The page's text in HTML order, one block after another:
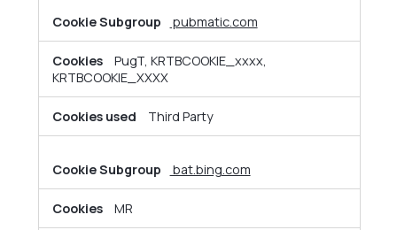
pubmatic.com
PugT, KRTBCOOKIE_xxxx,
KRTBCOOKIE_XXXX
Third Party
bat.bing.com
MR